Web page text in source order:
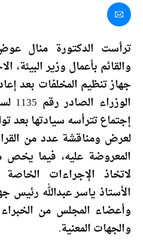
ترأست الدكتورة منال عوض
والقائم بأعمال وزير البيئة،
جهاز تنظيم المخلفات بعد
إجتماع تترأسه سيادتها بعد
لعرض ومناقشة عدد من
المعروضة عليه، فيما يخص
لاتخاذ الإجراءات
الأستاذ ياسر عبدالله رئيس
وأعضاء المجلس من الخبراء
والجهات المعنية.